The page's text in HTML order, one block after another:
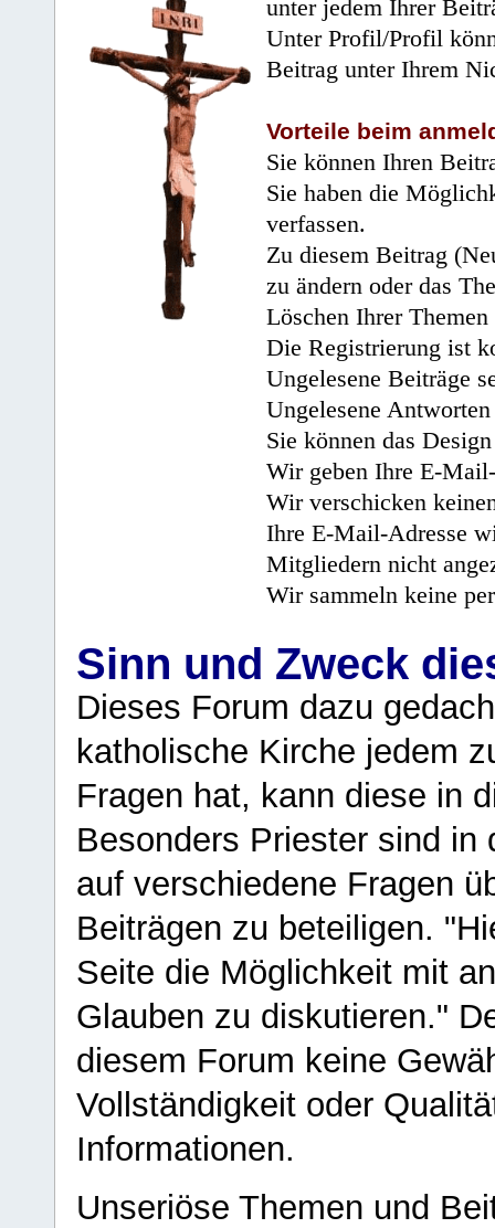
unter jedem Ihrer
Unter Profil/Profil
Beitrag unter Ihrem
Vorteile beim
Sie können Ihren
Sie haben die
verfassen.
Zu diesem Beitrag
zu ändern oder das
Löschen Ihrer
Die Registrierung ist
Ungelesene Beiträge
Ungelesene
Sie können das
Wir geben Ihre E-
Wir verschicken
Ihre E-Mail-Adresse
Mitgliedern nicht
Wir sammeln keine
Sinn und Zweck
Dieses Forum dazu
katholische Kirche jedem
Fragen hat, kann diese in
Besonders Priester sind in
auf verschiedene Fragen
Beiträgen zu beteiligen.
Seite die Möglichkeit mit
Glauben zu diskutieren."
diesem Forum keine
Vollständigkeit oder
Informationen.
Unseriöse Themen und